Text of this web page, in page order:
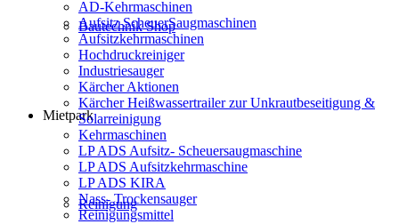
Bautechnik Shop
Mietpark
Reinigung
AD-Kehrmaschinen
Aufsitz ScheuerSaugmaschinen
Aufsitzkehrmaschinen
Hochdruckreiniger
Industriesauger
Kärcher Aktionen
Kärcher Heißwassertrailer zur Unkrautbeseitigung &
Solarreinigung
Kehrmaschinen
LP ADS Aufsitz- Scheuersaugmaschine
LP ADS Aufsitzkehrmaschine
LP ADS KIRA
Nass- Trockensauger
Reinigungsmittel